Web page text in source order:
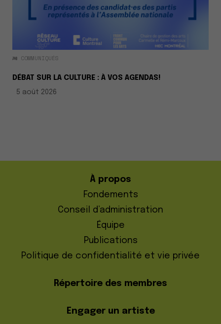
COMMUNIQUÉS
DÉBAT SUR LA CULTURE : À VOS AGENDAS!
5 août 2026
À propos
Fondements
Conseil d’administration
Équipe
Publications
Politique de confidentialité et vie privée
Répertoire des membres
Engager un artiste